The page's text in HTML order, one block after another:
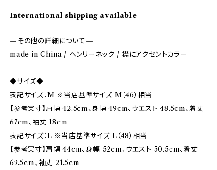
International shipping available
—その他の詳細について—
made in China / ヘンリーネック / 襟にアクセントカラー
◆サイズ◆
表記サイズ：M ※当店基準サイズ M（46）相当
【参考実寸】肩幅 42.5cm、身幅 49cm、ウエスト 48.5cm、着丈
67cm、袖丈 18cm
表記サイズ：L ※当店基準サイズ L（48）相当
【参考実寸】肩幅 44cm、身幅 52cm、ウエスト 50.5cm、着丈
69.5cm、袖丈 21.5cm